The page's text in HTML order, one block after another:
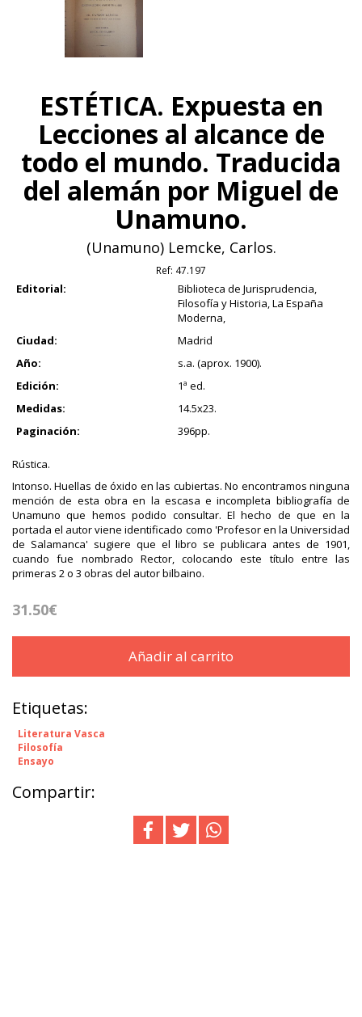
ESTÉTICA. Expuesta en
Lecciones al alcance de
todo el mundo. Traducida
del alemán por Miguel de
Unamuno.
(Unamuno) Lemcke, Carlos.
Ref: 47.197
Editorial:
Biblioteca de Jurisprudencia,
Filosofía y Historia, La España
Moderna,
Ciudad:
Madrid
Año:
s.a. (aprox. 1900).
Edición:
1ª ed.
Medidas:
14.5x23.
Paginación:
396pp.
Rústica.
Intonso. Huellas de óxido en las cubiertas. No encontramos ninguna
mención de esta obra en la escasa e incompleta bibliografía de
Unamuno que hemos podido consultar. El hecho de que en la
portada el autor viene identificado como 'Profesor en la Universidad
de Salamanca' sugiere que el libro se publicara antes de 1901,
cuando fue nombrado Rector, colocando este título entre las
primeras 2 o 3 obras del autor bilbaino.
31.50€
Añadir al carrito
Etiquetas:
Literatura Vasca
Filosofía
Ensayo
Compartir: